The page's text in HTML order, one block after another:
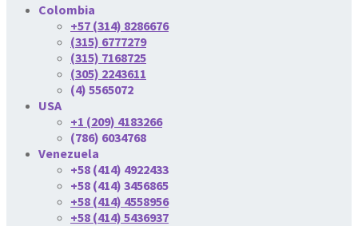
Colombia
+57 (314) 8286676
(315) 6777279
(315) 7168725
(305) 2243611
(4) 5565072
USA
+1 (209) 4183266
(786) 6034768
Venezuela
+58 (414) 4922433
+58 (414) 3456865
+58 (414) 4558956
+58 (414) 5436937